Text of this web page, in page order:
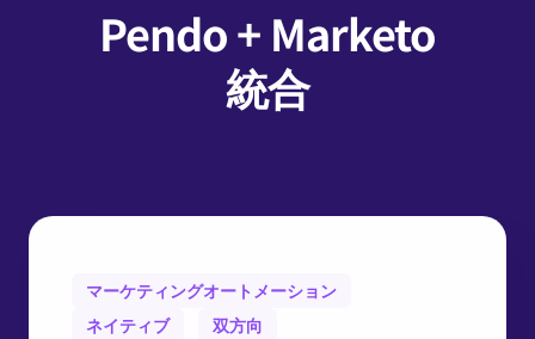
Pendo + Marketo
統合
マーケティングオートメーション
ネイティブ
双方向